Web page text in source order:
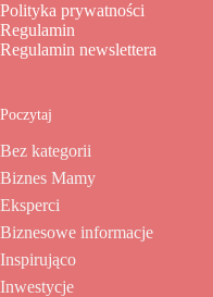
Polityka prywatności
Regulamin
Regulamin newslettera
Poczytaj
Bez kategorii
Biznes Mamy
Eksperci
Biznesowe informacje
Inspirująco
Inwestycje